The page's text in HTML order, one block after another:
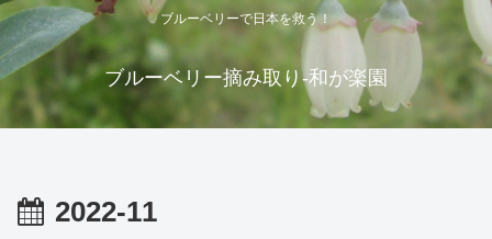
ブルーベリーで日本を救う！
ブルーベリー摘み取り-和が楽園
2022-11